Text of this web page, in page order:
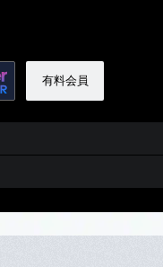
有料会員